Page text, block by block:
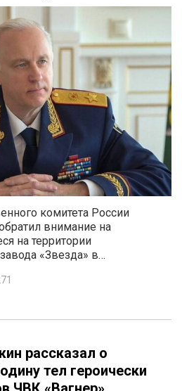
комитета России
внимание на
на территории
«Звезда» в…
рассказал о
тел героически